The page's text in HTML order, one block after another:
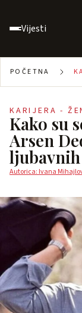
Vijesti
POČETNA
KARIJERA -
Kako su
Arsen
Autorica: Ivana